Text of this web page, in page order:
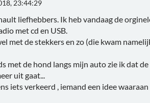
23:44:29
liefhebbers. Ik heb vandaag de
met cd en USB.
met de stekkers en zo (die kwam
met de hond langs mijn auto zie ik dat
uit gaat...
iets verkeerd , iemand een idee